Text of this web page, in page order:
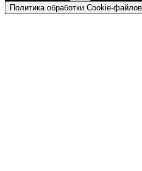
Политика обработки Cookie-